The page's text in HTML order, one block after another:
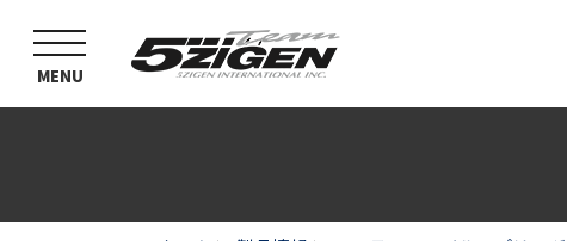
toggle
navigation
MENU